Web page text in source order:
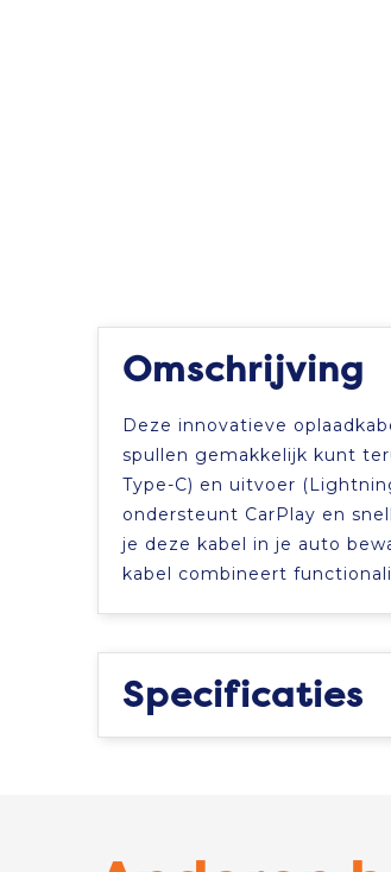
Omschrijving
Deze innovatieve
spullen gemakkelijk kunt
Type-C) en uitvoer
ondersteunt CarPlay en
je deze kabel in je auto
kabel combineert
Specificaties